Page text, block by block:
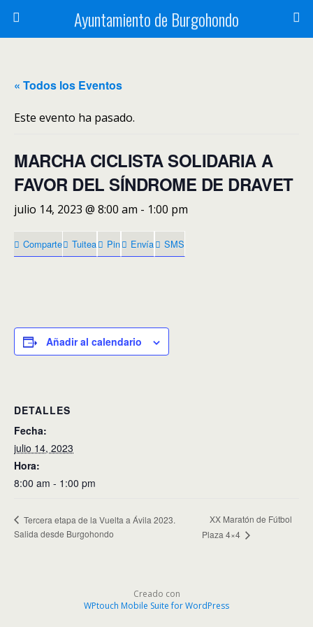
Ayuntamiento de Burgohondo
« Todos los Eventos
Este evento ha pasado.
MARCHA CICLISTA SOLIDARIA A
FAVOR DEL SÍNDROME DE DRAVET
julio 14, 2023 @ 8:00 am - 1:00 pm
Comparte Tuitea Pin Envía SMS
Añadir al calendario
DETALLES
Fecha:
julio 14, 2023
Hora:
8:00 am - 1:00 pm
Tercera etapa de la Vuelta a Ávila 2023.
Salida desde Burgohondo
XX Maratón de Fútbol
Plaza 4×4
Creado con
WPtouch Mobile Suite for WordPress